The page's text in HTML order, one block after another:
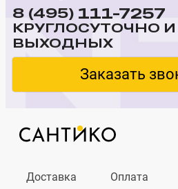
8 (495) 111-7257
КРУГЛОСУТОЧНО И
ВЫХОДНЫХ
Заказать
Доставка Оплата